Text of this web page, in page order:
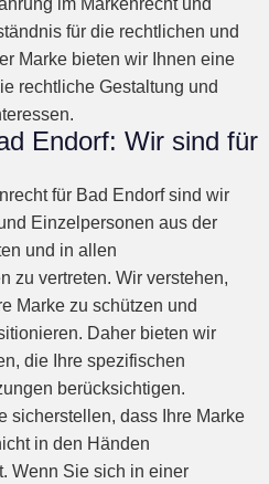
im Markenrecht und
für die rechtlichen und
Marke bieten wir Ihnen eine
rechtliche Gestaltung und
Endorf: Wir sind für
für Bad Endorf sind wir
Einzelpersonen aus der
und in allen
zu vertreten. Wir verstehen,
Marke zu schützen und
Daher bieten wir
die Ihre spezifischen
berücksichtigen.
sicherstellen, dass Ihre Marke
in den Händen
Wenn Sie sich in einer